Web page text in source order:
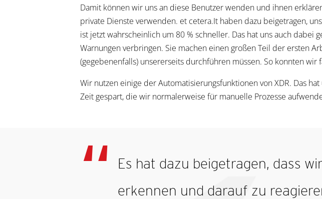
Damit können wir uns an diese Benutzer wenden und ihnen
private Dienste verwenden. et cetera.It haben dazu beigetragen,
ist jetzt wahrscheinlich um 80 % schneller. Das hat uns auch
Warnungen verbringen. Sie machen einen großen Teil der ersten
(gegebenenfalls) unsererseits durchführen müssen. So konnten
Wir nutzen einige der Automatisierungsfunktionen von XDR. Das
Zeit gespart, die wir normalerweise für manuelle Prozesse
Es hat dazu beigetragen, dass
erkennen und darauf zu